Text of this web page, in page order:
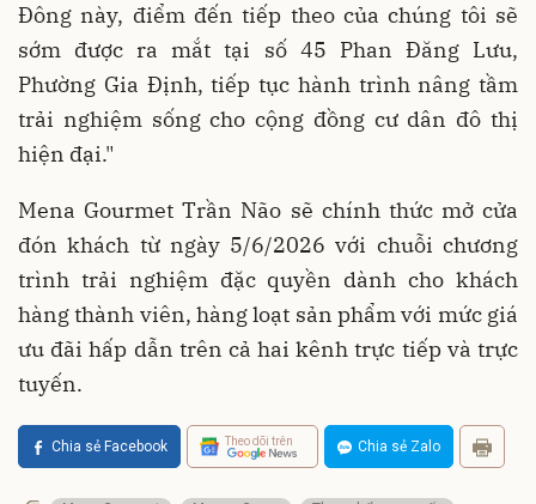
Đông này, điểm đến tiếp theo của chúng tôi sẽ
sớm được ra mắt tại số 45 Phan Đăng Lưu,
Phường Gia Định, tiếp tục hành trình nâng tầm
trải nghiệm sống cho cộng đồng cư dân đô thị
hiện đại."
Mena Gourmet Trần Não sẽ chính thức mở cửa
đón khách từ ngày 5/6/2026 với chuỗi chương
trình trải nghiệm đặc quyền dành cho khách
hàng thành viên, hàng loạt sản phẩm với mức giá
ưu đãi hấp dẫn trên cả hai kênh trực tiếp và trực
tuyến.
Chia sẻ Facebook Theo dõi trên Chia sẻ Zalo